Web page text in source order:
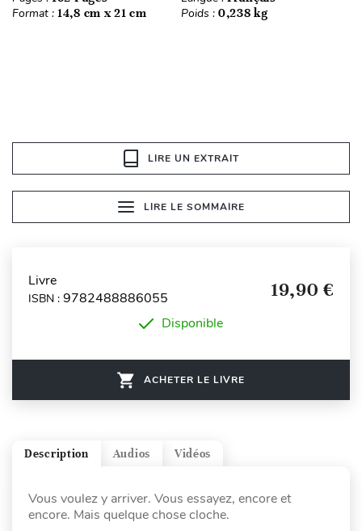
Format : 14,8 cm x 21 cm Poids : 0,238 kg
LIRE UN EXTRAIT
LIRE LE SOMMAIRE
Livre
ISBN : 9782488886055 19,90 €
Disponible
ACHETER LE LIVRE
Vidéos
Audios
Description
Vous voulez y arriver. Vous essayez, encore et
encore. Mais quelque chose cloche.